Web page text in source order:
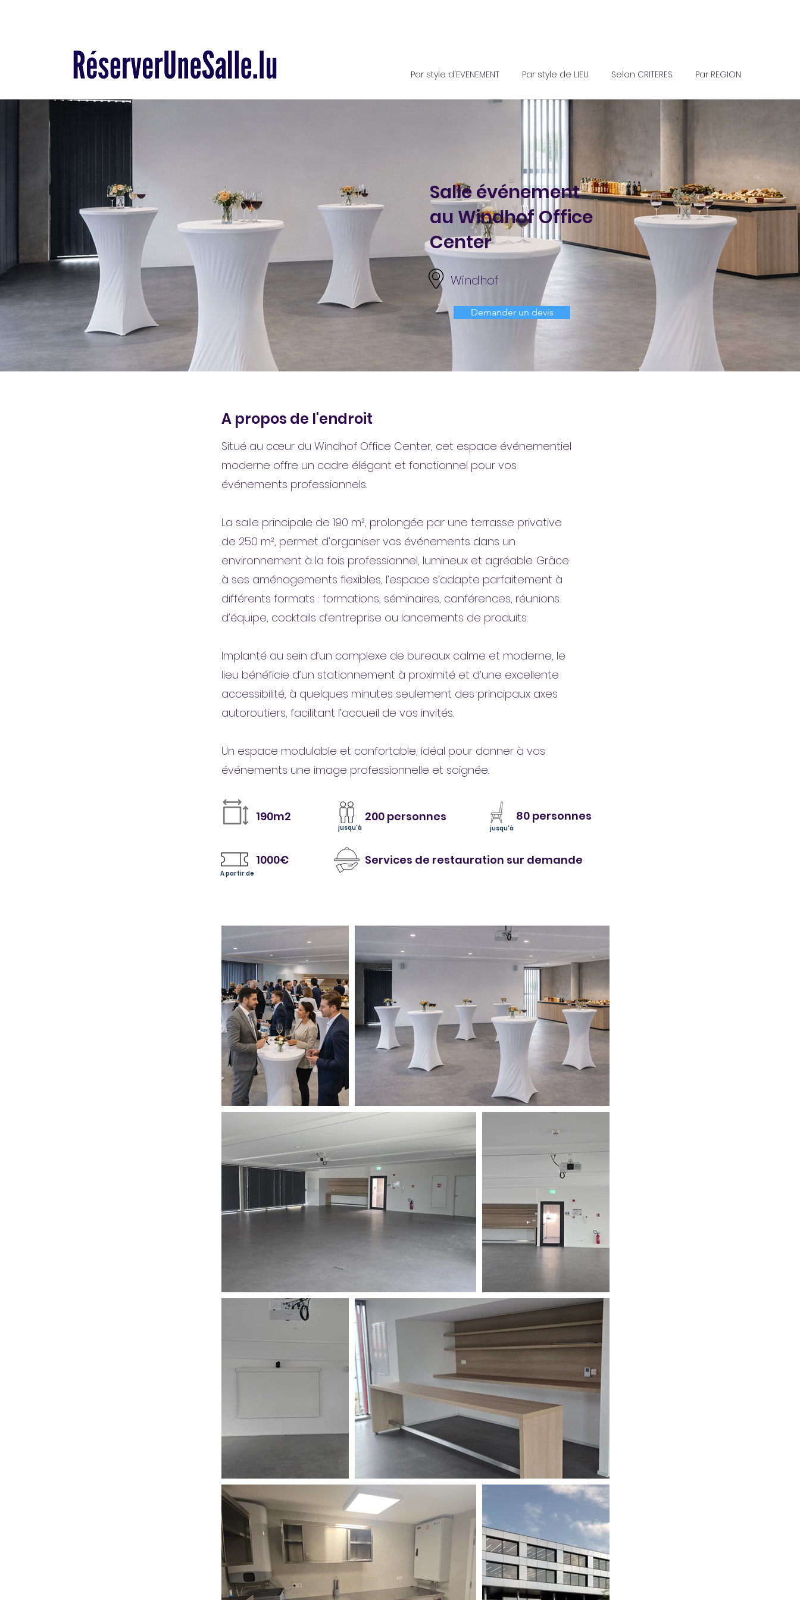
Par style d'EVENEMENT Par style de LIEU Selon CRITERES Par REGION
Salle événement
au Windhof Office
Center
Windhof
Demander un devis
A propos de l'endroit
Situé au cœur du Windhof Office Center, cet espace événementiel
moderne offre un cadre élégant et fonctionnel pour vos
événements professionnels.
La salle principale de 190 m², prolongée par une terrasse privative
de 250 m², permet d’organiser vos événements dans un
environnement à la fois professionnel, lumineux et agréable. Grâce
à ses aménagements flexibles, l’espace s’adapte parfaitement à
différents formats : formations, séminaires, conférences, réunions
d’équipe, cocktails d’entreprise ou lancements de produits.
Implanté au sein d’un complexe de bureaux calme et moderne, le
lieu bénéficie d’un stationnement à proximité et d’une excellente
accessibilité, à quelques minutes seulement des principaux axes
autoroutiers, facilitant l’accueil de vos invités.
Un espace modulable et confortable, idéal pour donner à vos
événements une image professionnelle et soignée.
190m2 200 personnes
jusqu'à jusqu'à
80 personnes
1000€
A partir de
Services de restauration sur demande